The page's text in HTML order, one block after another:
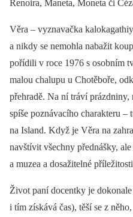
Renoira, Maneta, Moneta či
Věra –⁠ vyznavačka
a nikdy se nemohla nabažit
pořídili v roce 1976 s osobním
malou chalupu u Chotěboře,
přehradě. Na ní tráví
spíše poznávacího charakteru
na Island. Když je Věra na
navštívit všechny přednášky,
a muzea a dosažitelné
Život paní docentky je
i tím získává čas), těší se z